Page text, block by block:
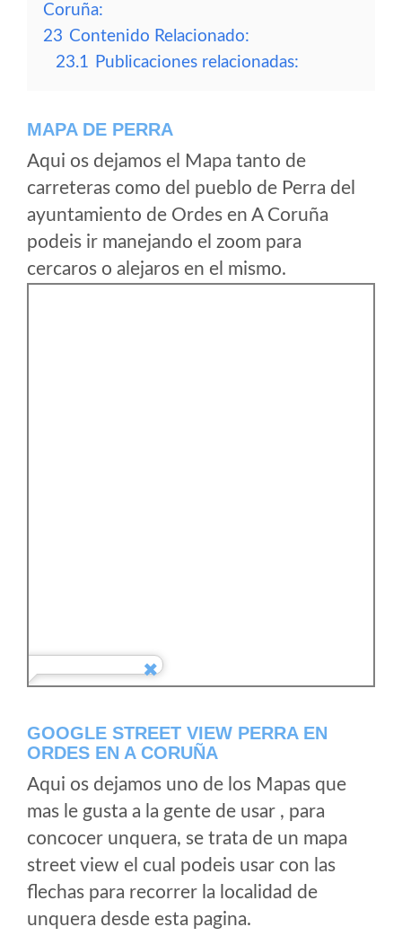
Coruña:
23 Contenido Relacionado:
23.1 Publicaciones relacionadas:
MAPA DE PERRA
Aqui os dejamos el Mapa tanto de
carreteras como del pueblo de Perra del
ayuntamiento de Ordes en A Coruña
podeis ir manejando el zoom para
cercaros o alejaros en el mismo.
GOOGLE STREET VIEW PERRA EN
ORDES EN A CORUÑA
Aqui os dejamos uno de los Mapas que
mas le gusta a la gente de usar , para
concocer unquera, se trata de un mapa
street view el cual podeis usar con las
flechas para recorrer la localidad de
unquera desde esta pagina.